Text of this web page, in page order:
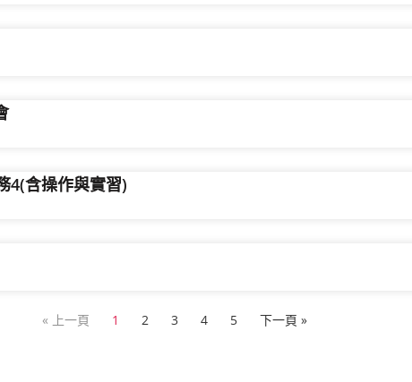
4(含操作與實習)
« 上一頁 1 2 3 4 5 下一頁 »